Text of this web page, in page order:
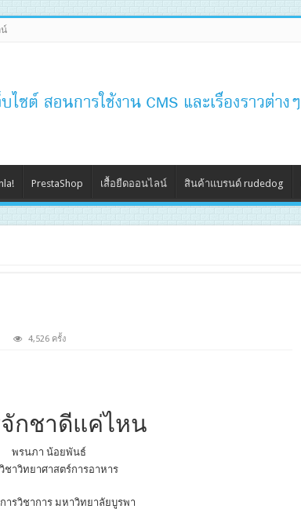
PrestaShop เสื้อยืดออนไลน์ สินค้าแบรนด์ rudedog
4,526 ครั้ง
กชาดีแค่ไหน
พรนภา น้อยพันธ์
ชาวิทยาศาสตร์การอาหาร
ารวิชาการ มหาวิทยาลัยบูรพา